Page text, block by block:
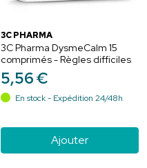
3C PHARMA
3C Pharma DysmeCalm 15
comprimés - Règles difficiles
5,56€
En stock - Expédition 24/48h
Ajouter